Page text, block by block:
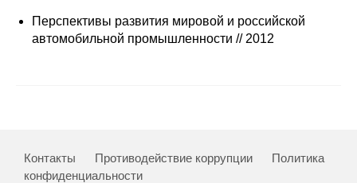
Сотрудники
Материалы для СМИ
Перспективы развития мировой и российской
автомобильной промышленности // 2012
Контакты Противодействие коррупции
Политика
конфиденциальности